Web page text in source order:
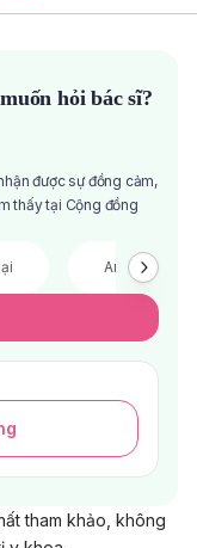
hỏi bác sĩ?
được sự đồng cảm,
thấy tại Cộng đồng
Anh chị em
tham khảo, không